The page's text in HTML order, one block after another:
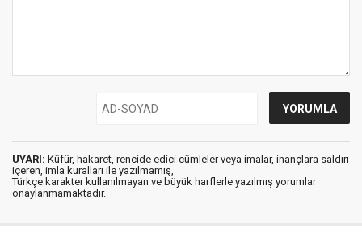
UYARI: Küfür, hakaret, rencide edici cümleler veya imalar, inançlara saldırı
içeren, imla kuralları ile yazılmamış,
Türkçe karakter kullanılmayan ve büyük harflerle yazılmış yorumlar
onaylanmamaktadır.